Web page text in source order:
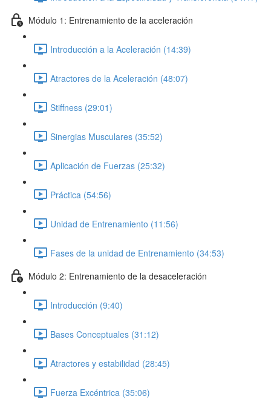
Módulo 1: Entrenamiento de la aceleración
Introducción a la Aceleración (14:39)
Atractores de la Aceleración (48:07)
Stiffness (29:01)
Sinergias Musculares (35:52)
Aplicación de Fuerzas (25:32)
Práctica (54:56)
Unidad de Entrenamiento (11:56)
Fases de la unidad de Entrenamiento (34:53)
Módulo 2: Entrenamiento de la desaceleración
Introducción (9:40)
Bases Conceptuales (31:12)
Atractores y estabilidad (28:45)
Fuerza Excéntrica (35:06)